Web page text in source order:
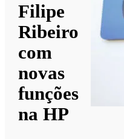
Filipe
Ribeiro
com
novas
funções
na HP